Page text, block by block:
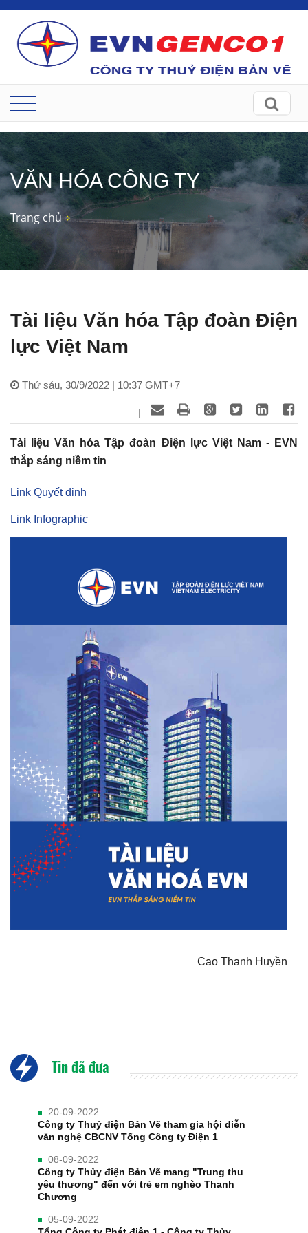
VĂN HÓA CÔNG TY
Trang chủ
Tài liệu Văn hóa Tập đoàn Điện
lực Việt Nam
Thứ sáu, 30/9/2022 | 10:37 GMT+7
|
Tài liệu Văn hóa Tập đoàn Điện lực Việt Nam - EVN
thắp sáng niềm tin
Link Quyết định
Link Infographic
Cao Thanh Huyền
Tin đã đưa
20-09-2022
Công ty Thuỷ điện Bản Vẽ tham gia hội diễn
văn nghệ CBCNV Tổng Công ty Điện 1
08-09-2022
Công ty Thủy điện Bản Vẽ mang "Trung thu
yêu thương" đến với trẻ em nghèo Thanh
Chương
05-09-2022